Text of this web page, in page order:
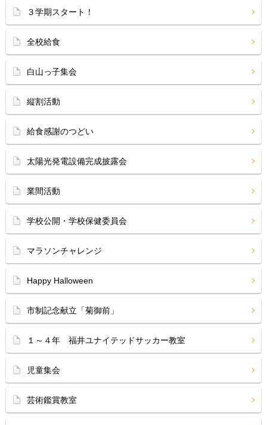
３学期スタート！
全校給食
白山っ子集会
縦割活動
給食感謝のつどい
太陽光発電設備完成披露会
業間活動
学校公開・学校保健委員会
マラソンチャレンジ
Happy Halloween
市制記念献立「菊御前」
１～４年 福井ユナイテッドサッカー教室
児童集会
芸術鑑賞教室